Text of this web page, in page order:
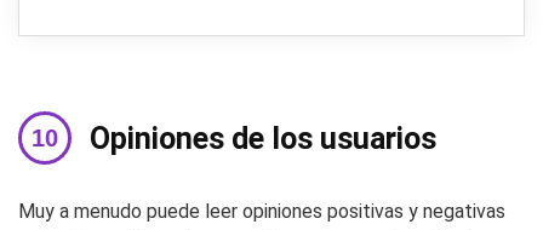
Opiniones de los usuarios
Muy a menudo puede leer opiniones positivas y negativas